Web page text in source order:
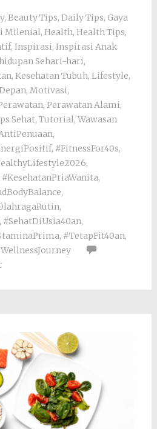
, Beauty Tips, Daily Tips, Gaya
Milenial, Health, Health Tips,
, Inspirasi, Inspirasi Anak
Sehari-hari,
, Kesehatan Tubuh, Lifestyle,
, Motivasi,
, Perawatan Alami,
Sehat, Tutorial, Wawasan
,
, #FitnessFor40s,
,
#KesehatanPriaWanita,
,
,
#SehatDiUsia40an,
, #TetapFit40an,